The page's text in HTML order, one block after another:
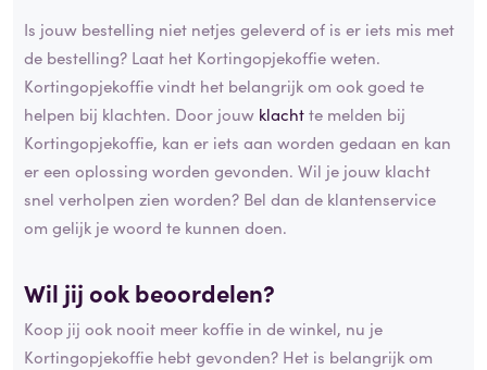
Is jouw bestelling niet netjes geleverd of is er iets mis met
de bestelling? Laat het Kortingopjekoffie weten.
Kortingopjekoffie vindt het belangrijk om ook goed te
helpen bij klachten. Door jouw klachtte melden bij
Kortingopjekoffie, kan er iets aan worden gedaan en kan
er een oplossing worden gevonden. Wil je jouw klacht
snel verholpen zien worden? Bel dan de klantenservice
om gelijk je woord te kunnen doen.
Wil jij ook beoordelen?
Koop jij ook nooit meer koffie in de winkel, nu je
Kortingopjekoffie hebt gevonden? Het is belangrijk om